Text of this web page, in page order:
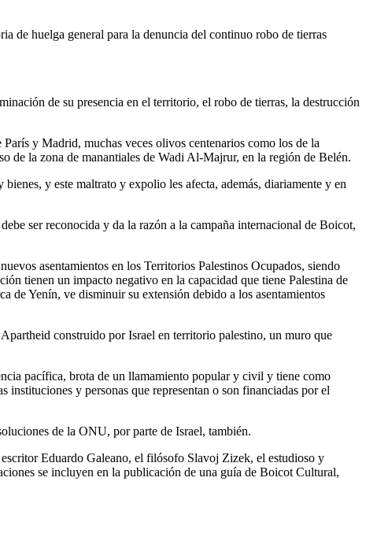
de huelga general para la denuncia del continuo robo de tierras
de su presencia en el territorio, el robo de tierras, la destrucción
y Madrid, muchas veces olivos centenarios como los de la
de la zona de manantiales de Wadi Al-Majrur, en la región de Belén.
y este maltrato y expolio les afecta, además, diariamente y en
ser reconocida y da la razón a la campaña internacional de Boicot,
asentamientos en los Territorios Palestinos Ocupados, siendo
tienen un impacto negativo en la capacidad que tiene Palestina de
de Yenín, ve disminuir su extensión debido a los asentamientos
construido por Israel en territorio palestino, un muro que
pacífica, brota de un llamamiento popular y civil y tiene como
y personas que representan o son financiadas por el
de la ONU, por parte de Israel, también.
Eduardo Galeano, el filósofo Slavoj Zizek, el estudioso y
se incluyen en la publicación de una guía de Boicot Cultural,